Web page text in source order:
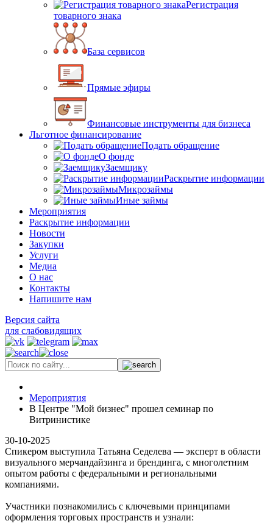
Регистрация
товарного знака
База сервисов
Прямые эфиры
Финансовые инструменты для бизнеса
Льготное финансирование
Подать обращение
О фонде
Заемщику
Раскрытие информации
Микрозаймы
Иные займы
Мероприятия
Раскрытие информации
Новости
Закупки
Услуги
Медиа
О нас
Контакты
Напишите нам
Версия сайта
для слабовидящих
Мероприятия
В Центре "Мой бизнес" прошел семинар по
Витринистике
30-10-2025
Спикером выступила Татьяна Седелева — эксперт в области
визуального мерчандайзинга и брендинга, с многолетним
опытом работы с федеральными и региональными
компаниями.
Участники познакомились с ключевыми принципами
оформления торговых пространств и узнали: